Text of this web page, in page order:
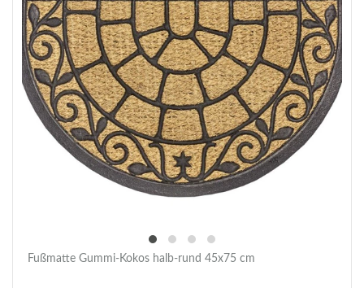
Fußmatte Gummi-Kokos halb-rund 45x75 cm